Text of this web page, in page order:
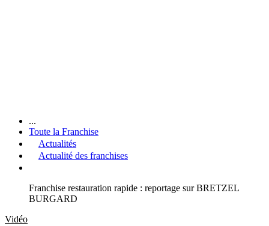
...
Toute la Franchise
Actualités
Actualité des franchises
Franchise restauration rapide : reportage sur BRETZEL
BURGARD
Vidéo